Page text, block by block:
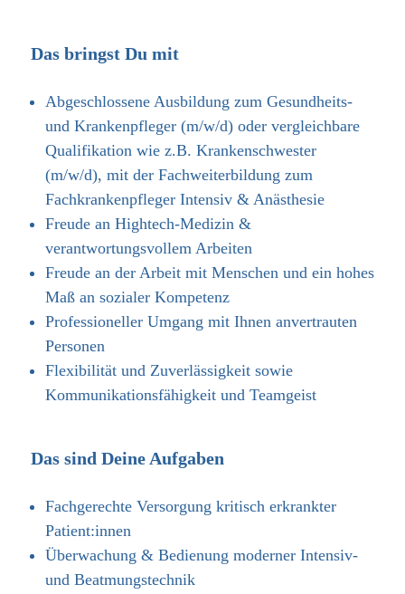
Das bringst Du mit
Abgeschlossene Ausbildung zum Gesundheits-
und Krankenpfleger (m/w/d) oder vergleichbare
Qualifikation wie z.B. Krankenschwester
(m/w/d), mit der Fachweiterbildung zum
Fachkrankenpfleger Intensiv & Anästhesie
Freude an Hightech-Medizin &
verantwortungsvollem Arbeiten
Freude an der Arbeit mit Menschen und ein hohes
Maß an sozialer Kompetenz
Professioneller Umgang mit Ihnen anvertrauten
Personen
Flexibilität und Zuverlässigkeit sowie
Kommunikationsfähigkeit und Teamgeist
Das sind Deine Aufgaben
Fachgerechte Versorgung kritisch erkrankter
Patient:innen
Überwachung & Bedienung moderner Intensiv-
und Beatmungstechnik